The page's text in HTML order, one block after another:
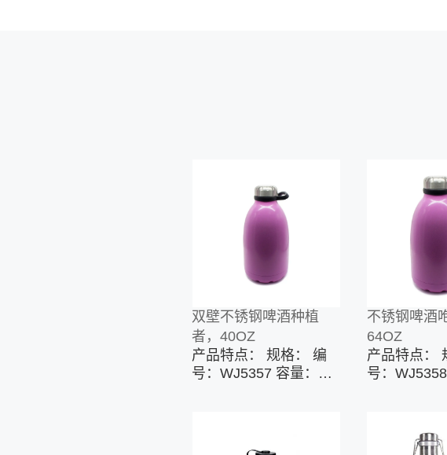
双壁不锈钢啤酒种植
者，40OZ
产品特点： 规格： 编
号：WJ5357 容量：40
BPS 只能手洗 自定义
不锈钢啤酒
64OZ
产品特点：
号：
巴 带把手 自